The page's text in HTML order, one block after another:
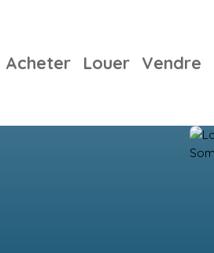
Acheter Louer Vendre